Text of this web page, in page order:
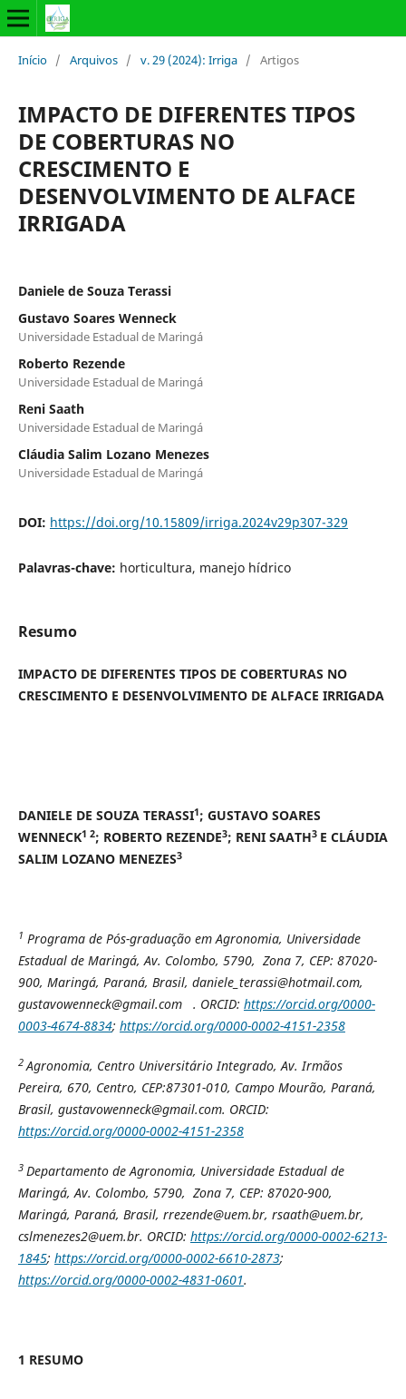
Início / Arquivos / v. 29 (2024): Irriga / Artigos
IMPACTO DE DIFERENTES TIPOS
DE COBERTURAS NO
CRESCIMENTO E
DESENVOLVIMENTO DE ALFACE
IRRIGADA
Daniele de Souza Terassi
Gustavo Soares Wenneck
Universidade Estadual de Maringá
Roberto Rezende
Universidade Estadual de Maringá
Reni Saath
Universidade Estadual de Maringá
Cláudia Salim Lozano Menezes
Universidade Estadual de Maringá
DOI: https://doi.org/10.15809/irriga.2024v29p307-329
Palavras-chave: horticultura, manejo hídrico
Resumo
IMPACTO DE DIFERENTES TIPOS DE COBERTURAS NO
CRESCIMENTO E DESENVOLVIMENTO DE ALFACE IRRIGADA
DANIELE DE SOUZA TERASSI1; GUSTAVO SOARES
WENNECK1 2; ROBERTO REZENDE3; RENI SAATH3 E CLÁUDIA
SALIM LOZANO MENEZES3
1 Programa de Pós-graduação em Agronomia, Universidade
Estadual de Maringá, Av. Colombo, 5790, Zona 7, CEP: 87020-
900, Maringá, Paraná, Brasil, daniele_terassi@hotmail.com,
gustavowenneck@gmail.com . ORCID: https://orcid.org/0000-
0003-4674-8834; https://orcid.org/0000-0002-4151-2358
2 Agronomia, Centro Universitário Integrado, Av. Irmãos
Pereira, 670, Centro, CEP:87301-010, Campo Mourão, Paraná,
Brasil, gustavowenneck@gmail.com. ORCID:
https://orcid.org/0000-0002-4151-2358
3 Departamento de Agronomia, Universidade Estadual de
Maringá, Av. Colombo, 5790, Zona 7, CEP: 87020-900,
Maringá, Paraná, Brasil, rrezende@uem.br, rsaath@uem.br,
cslmenezes2@uem.br. ORCID: https://orcid.org/0000-0002-6213-
1845; https://orcid.org/0000-0002-6610-2873;
https://orcid.org/0000-0002-4831-0601.
1 RESUMO